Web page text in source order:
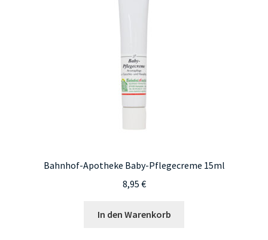
Bahnhof-Apotheke Baby-Pflegecreme 15ml
8,95 €
In den Warenkorb